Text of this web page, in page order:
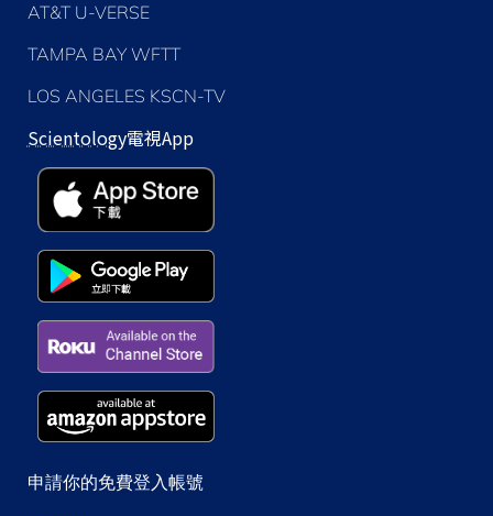
AT&T U-VERSE
TAMPA BAY WFTT
LOS ANGELES KSCN-TV
Scientology電視App
申請你的免費登入帳號